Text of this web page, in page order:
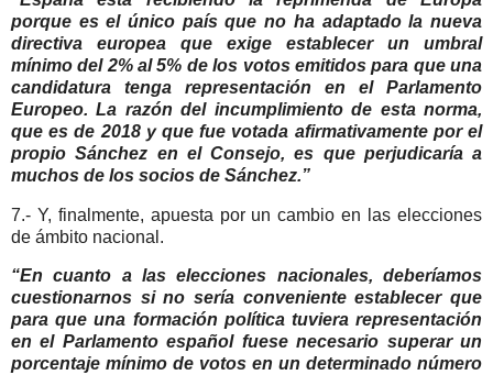
porque es el único país que no ha adaptado la nueva
directiva europea que exige establecer un umbral
mínimo del 2% al 5% de los votos emitidos para que una
candidatura tenga representación en el Parlamento
Europeo. La razón del incumplimiento de esta norma,
que es de 2018 y que fue votada afirmativamente por el
propio Sánchez en el Consejo, es que perjudicaría a
muchos de los socios de Sánchez.”
7.- Y, finalmente, apuesta por un cambio en las elecciones
de ámbito nacional.
“En cuanto a las elecciones nacionales, deberíamos
cuestionarnos si no sería conveniente establecer que
para que una formación política tuviera representación
en el Parlamento español fuese necesario superar un
porcentaje mínimo de votos en un determinado número